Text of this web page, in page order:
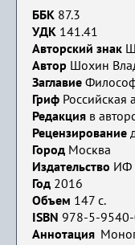
ББК 87.3
УДК 141.41
Авторский знак
Автор Шохин
Заглавие
Гриф Российская
Редакция в
Рецензирование
Город Москва
Издательство ИФ
Год 2016
Объем 147 с.
ISBN978-5-
Аннотация